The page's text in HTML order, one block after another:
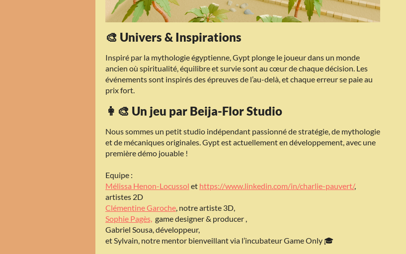
🎨 Univers & Inspirations
Inspiré par la mythologie égyptienne, Gypt plonge le joueur dans un monde
ancien où spiritualité, équilibre et survie sont au cœur de chaque décision. Les
événements sont inspirés des épreuves de l’au-delà, et chaque erreur se paie au
prix fort.
👩‍🎨 Un jeu par Beija-Flor Studio
Nous sommes un petit studio indépendant passionné de stratégie, de mythologie
et de mécaniques originales. Gypt est actuellement en développement, avec une
première démo jouable !
Equipe :
Mélissa Henon-Locussol et https://www.linkedin.com/in/charlie-pauvert/,
artistes 2D
Clémentine Garoche, notre artiste 3D,
Sophie Pagès, game designer & producer ,
Gabriel Sousa, développeur,
et Sylvain, notre mentor bienveillant via l’incubateur Game Only 🎓